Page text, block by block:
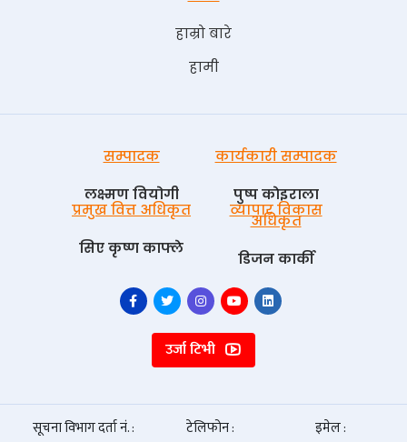
हाम्रो बारे
हामी
सम्पादक
लक्ष्मण वियोगी
कार्यकारी सम्पादक
पुष्प काेइराला
प्रमुख वित्त अधिकृत
सिए कृष्ण काफ्ले
व्यापार विकास
अधिकृत
डिजन कार्की
उर्जा टिभी
सूचना विभाग दर्ता नं. :
टेलिफोन :
इमेल :